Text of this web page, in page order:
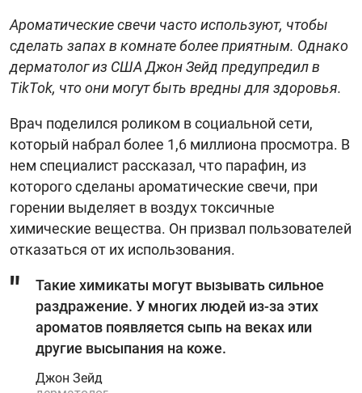
Ароматические свечи часто используют, чтобы
сделать запах в комнате более приятным. Однако
дерматолог из США Джон Зейд предупредил в
TikTok, что они могут быть вредны для здоровья.
Врач поделился роликом в социальной сети,
который набрал более 1,6 миллиона просмотра. В
нем специалист рассказал, что парафин, из
которого сделаны ароматические свечи, при
горении выделяет в воздух токсичные
химические вещества. Он призвал пользователей
отказаться от их использования.
Такие химикаты могут вызывать сильное
раздражение. У многих людей из-за этих
ароматов появляется сыпь на веках или
другие высыпания на коже.
Джон Зейд